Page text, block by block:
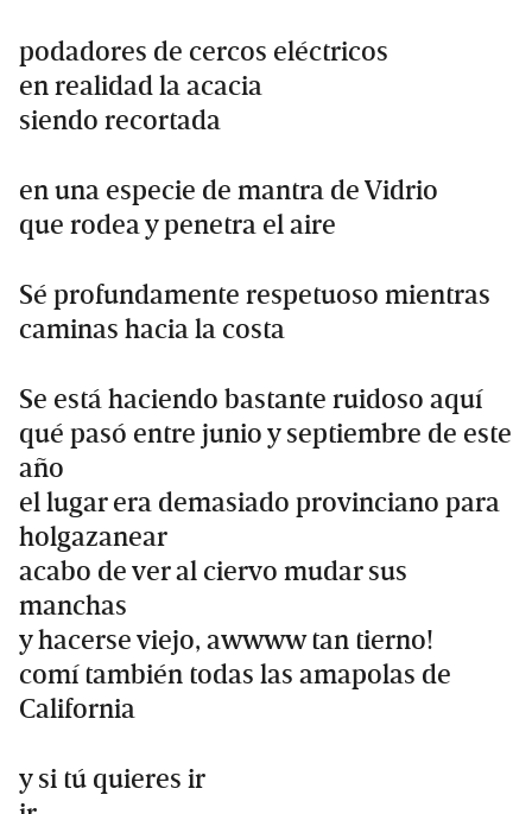
podadores de cercos eléctricos
en realidad la acacia
siendo recortada
en una especie de mantra de Vidrio
que rodea y penetra el aire
Sé profundamente respetuoso mientras
caminas hacia la costa
Se está haciendo bastante ruidoso aquí
qué pasó entre junio y septiembre de este
año
el lugar era demasiado provinciano para
holgazanear
acabo de ver al ciervo mudar sus
manchas
y hacerse viejo, awwww tan tierno!
comí también todas las amapolas de
California
y si tú quieres ir